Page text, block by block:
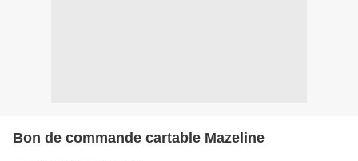
Bon de commande cartable Mazeline